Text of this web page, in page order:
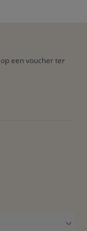
een voucher ter